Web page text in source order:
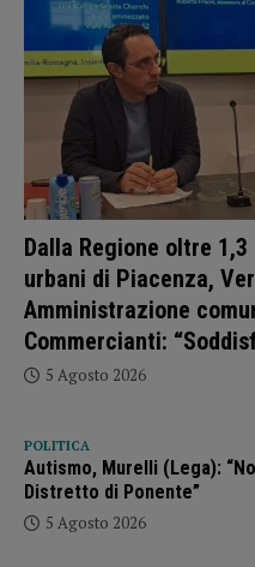
Dalla Regione oltre
urbani di Piacenza,
Amministrazione
Commercianti:
5 Agosto 2026
POLITICA
Autismo, Murelli (Lega):
Distretto di Ponente”
5 Agosto 2026